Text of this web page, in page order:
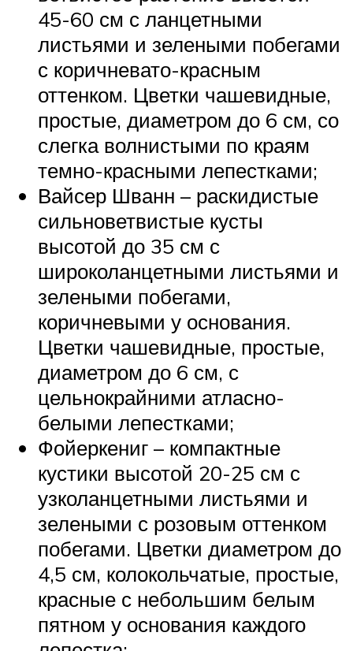
45-60 см с ланцетными
листьями и зелеными побегами
с коричневато-красным
оттенком. Цветки чашевидные,
простые, диаметром до 6 см, со
слегка волнистыми по краям
темно-красными лепестками;
Вайсер Шванн – раскидистые
сильноветвистые кусты
высотой до 35 см с
широколанцетными листьями и
зелеными побегами,
коричневыми у основания.
Цветки чашевидные, простые,
диаметром до 6 см, с
цельнокрайними атласно-
белыми лепестками;
Фойеркениг – компактные
кустики высотой 20-25 см с
узколанцетными листьями и
зелеными с розовым оттенком
побегами. Цветки диаметром до
4,5 см, колокольчатые, простые,
красные с небольшим белым
пятном у основания каждого